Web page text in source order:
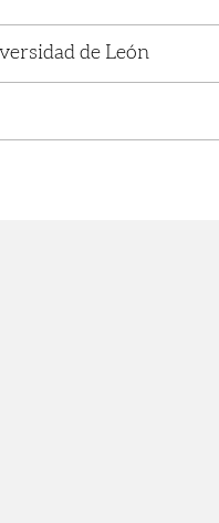
de León